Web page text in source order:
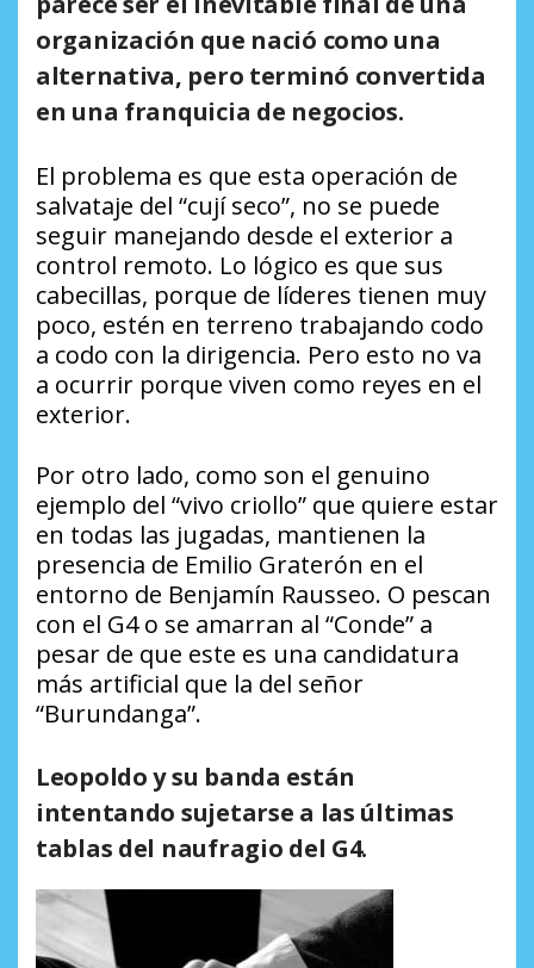
organización que nació como una
alternativa, pero terminó convertida
en una franquicia de negocios.
El problema es que esta operación de
salvataje del “cují seco”, no se puede
seguir manejando desde el exterior a
control remoto. Lo lógico es que sus
cabecillas, porque de líderes tienen muy
poco, estén en terreno trabajando codo
a codo con la dirigencia. Pero esto no va
a ocurrir porque viven como reyes en el
exterior.
Por otro lado, como son el genuino
ejemplo del “vivo criollo” que quiere estar
en todas las jugadas, mantienen la
presencia de Emilio Graterón en el
entorno de Benjamín Rausseo. O pescan
con el G4 o se amarran al “Conde” a
pesar de que este es una candidatura
más artificial que la del señor
“Burundanga”.
Leopoldo y su banda están
intentando sujetarse a las últimas
tablas del naufragio del G4.